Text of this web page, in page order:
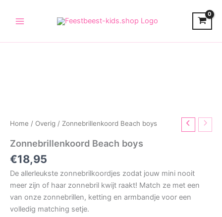
Home / Overig / Zonnebrillenkoord Beach boys
Zonnebrillenkoord Beach boys
€18,95
De allerleukste zonnebrilkoordjes zodat jouw mini nooit
meer zijn of haar zonnebril kwijt raakt! Match ze met een
van onze zonnebrillen, ketting en armbandje voor een
volledig matching setje.